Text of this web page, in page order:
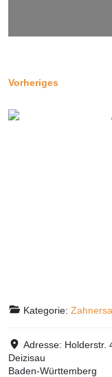
Vorheriges
Kategorie:
Adresse: Holderstr.
Deizisau
Baden-Württemberg